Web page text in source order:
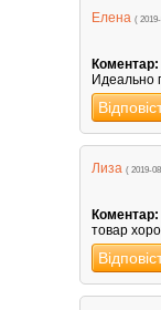
Елена (
Коментар:
Идеально
Лиза ( 2019-
Коментар:
товар